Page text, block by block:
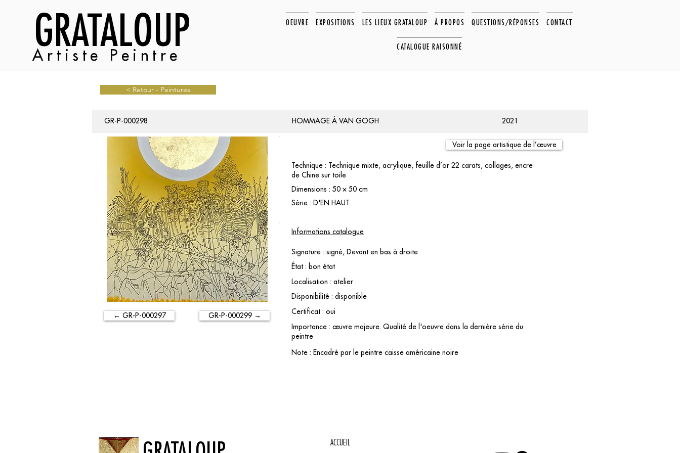
GRATALOUP
Artiste Peintre
OEUVRE EXPOSITIONS LES LIEUX GRATALOUP À PROPOS QUESTIONS/RÉPONSES CONTACT
CATALOGUE RAISONNÉ
< Retour - Peintures
GR-P-000298 HOMMAGE À VAN GOGH 2021
← GR-P-000297 GR-P-000299 →
Voir la page artistique de l’œuvre
Technique : Technique mixte, acrylique, feuille d’or 22 carats, collages, encre
de Chine sur toile
Dimensions : 50 × 50 cm
Série : D'EN HAUT
Informations catalogue
Signature : signé, Devant en bas à droite
État : bon état
Localisation : atelier
Disponibilité : disponible
Certificat : oui
Importance : œuvre majeure. Qualité de l'oeuvre dans la dernière série du
peintre
Note : Encadré par le peintre caisse américaine noire
ACCUEIL